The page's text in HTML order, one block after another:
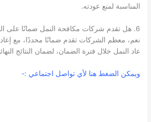
المناسبة لمنع عودته.
6. هل تقدم شركات مكافحة النمل ضمانًا على الخدمة؟
نعم، معظم الشركات تقدم ضمانًا محددًا، مع
عاد النمل خلال فترة الضمان، لضمان النتائج
ويمكن الضغط هنا لأي تواصل اجتماعي :-